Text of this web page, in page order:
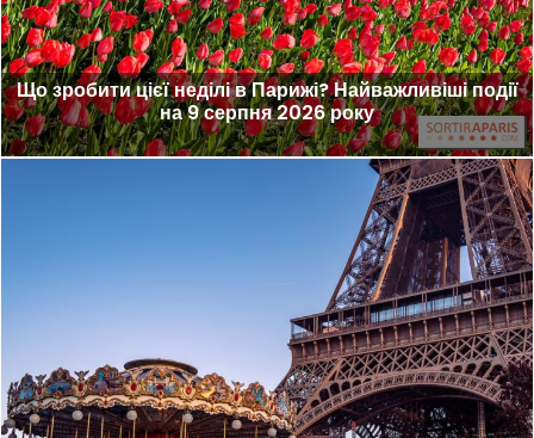
Що зробити цієї неділі в Парижі? Найважливіші події
на 9 серпня 2026 року